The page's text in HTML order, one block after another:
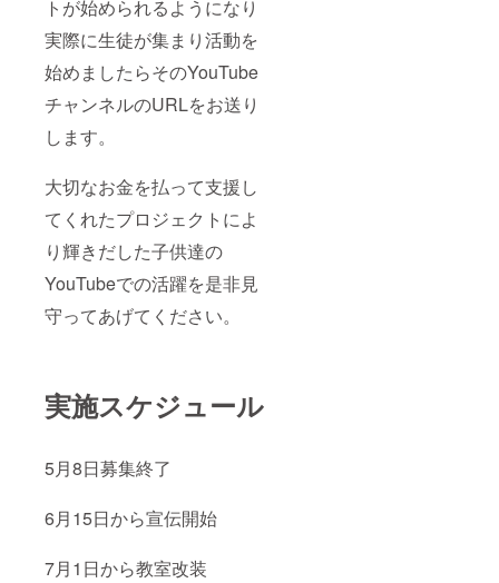
トが始められるようになり
実際に生徒が集まり活動を
始めましたらそのYouTube
チャンネルのURLをお送り
します。
大切なお金を払って支援し
てくれたプロジェクトによ
り輝きだした子供達の
YouTubeでの活躍を是非見
守ってあげてください。
実施スケジュール
5月8日募集終了
6月15日から宣伝開始
7月1日から教室改装